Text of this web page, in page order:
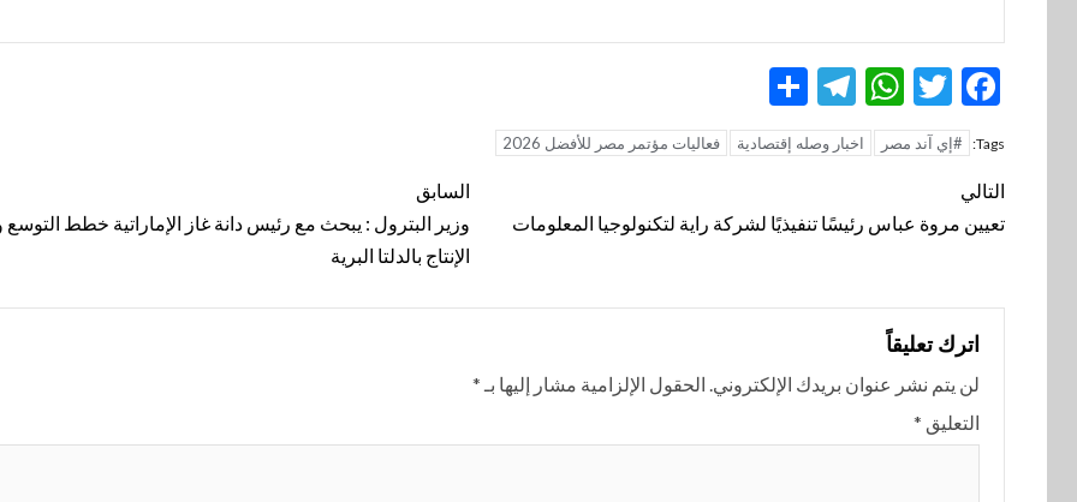
Facebook
Twitter
WhatsApp
Telegram
Tags: #إي آند مصر اخبار وصله إقتصادية فعاليات مؤتمر مصر للأفضل 2026
تنقل
المقالة
السابق
وزير البترول : يبحث مع رئيس دانة غاز الإماراتية خطط التوسع
الإنتاج بالدلتا البرية
التالي
تعيين مروة عباس رئيسًا تنفيذيًا لشركة راية لتكنولوجيا المعلومات
اترك تعليقاً
لن يتم نشر عنوان بريدك الإلكتروني. الحقول الإلزامية مشار إليها بـ *
التعليق *